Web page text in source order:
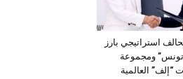
استراتيجي بارز
تونس” ومجموعة
“إلف” العالمية